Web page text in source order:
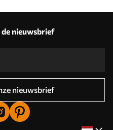
nieuwsbrief
nieuwsbrief